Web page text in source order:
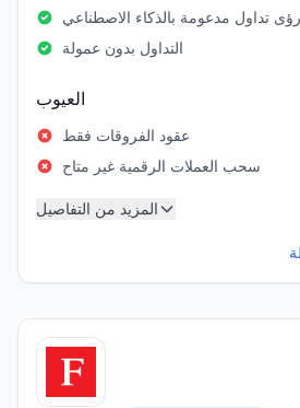
رؤى تداول مدعومة بالذكاء الاصطناعي
التداول بدون عمولة
العيوب
عقود الفروقات فقط
سحب العملات الرقمية غير متاح
المزيد من التفاصيل